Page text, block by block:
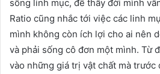
sống linh mục, để thấy đời mình
Ratio cũng nhắc tới việc các linh
mình không còn ích lợi cho ai nên
và phải sống cô đơn một mình. Từ
vào những giá trị vật chất mà trước